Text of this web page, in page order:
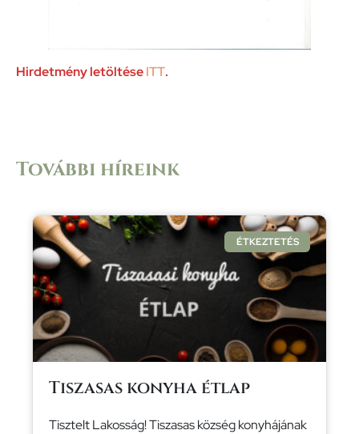
Hirdetmény letöltéseITT.
További híreink
ÉTKEZTETÉS
Tiszasas konyha étlap
Tisztelt Lakosság! Tiszasas község konyhájának